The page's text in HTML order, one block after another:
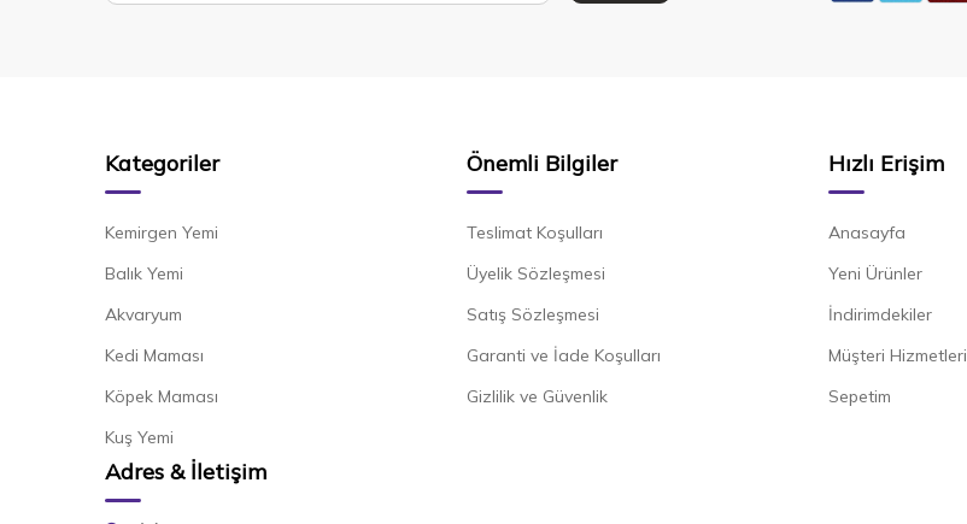
Kategoriler
Kemirgen Yemi
Balık Yemi
Akvaryum
Kedi Maması
Köpek Maması
Kuş Yemi
Önemli Bilgiler
Teslimat Koşulları
Üyelik Sözleşmesi
Satış Sözleşmesi
Garanti ve İade Koşulları
Gizlilik ve Güvenlik
Hızlı Erişim
Anasayfa
Yeni Ürünler
İndirimdekiler
Müşteri Hizmetleri
Sepetim
Adres & İletişim